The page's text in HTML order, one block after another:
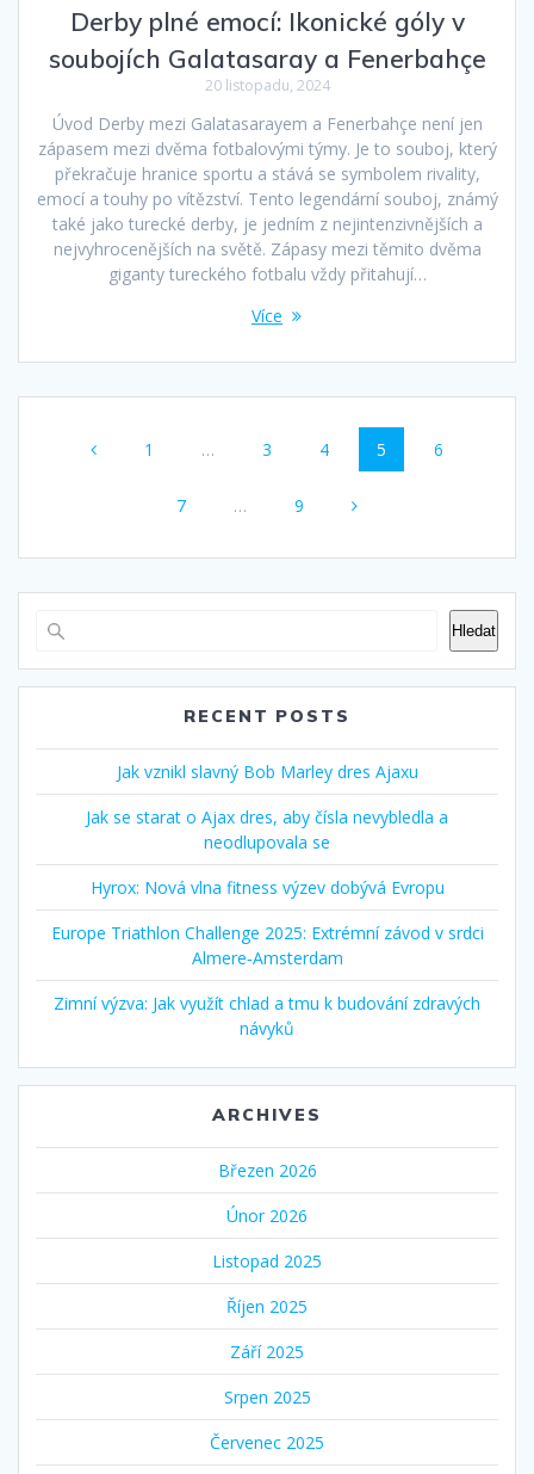
Derby plné emocí: Ikonické góly v
soubojích Galatasaray a Fenerbahçe
20 listopadu, 2024
Úvod Derby mezi Galatasarayem a Fenerbahçe není jen
zápasem mezi dvěma fotbalovými týmy. Je to souboj, který
překračuje hranice sportu a stává se symbolem rivality,
emocí a touhy po vítězství. Tento legendární souboj, známý
také jako turecké derby, je jedním z nejintenzivnějších a
nejvyhrocenějších na světě. Zápasy mezi těmito dvěma
giganty tureckého fotbalu vždy přitahují…
Více
navigace
Stránka
1 … Stránka
3 Stránka
4 Stránka
5 Stránka
6
Stránka
7 … Stránka
9
Hledat
RECENT POSTS
Jak vznikl slavný Bob Marley dres Ajaxu
Jak se starat o Ajax dres, aby čísla nevybledla a
neodlupovala se
Hyrox: Nová vlna fitness výzev dobývá Evropu
Europe Triathlon Challenge 2025: Extrémní závod v srdci
Almere‑Amsterdam
Zimní výzva: Jak využít chlad a tmu k budování zdravých
návyků
ARCHIVES
Březen 2026
Únor 2026
Listopad 2025
Říjen 2025
Září 2025
Srpen 2025
Červenec 2025